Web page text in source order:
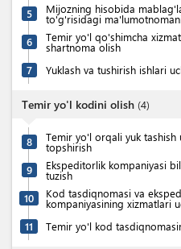
5 Mijozning hisobida
to'g'risidagi
6
Temir yo'l qo'shimcha
shartnoma olish
7
Yuklash va tushirish ishlari
Temir yo'l kodini olish (4)
8 Temir yo'l orqali yuk tashish
topshirish
9
Ekspeditorlik kompaniyasi
tuzish
10
Kod tasdiqnomasi va
kompaniyasining xizmatlari
11 Temir yo'l kod